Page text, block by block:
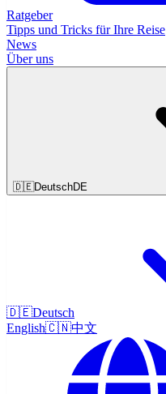
Ratgeber
Tipps und Tricks für Ihre Reise
News
Über uns
🇩🇪DeutschDE
🇩🇪Deutsch
English🇨🇳中文